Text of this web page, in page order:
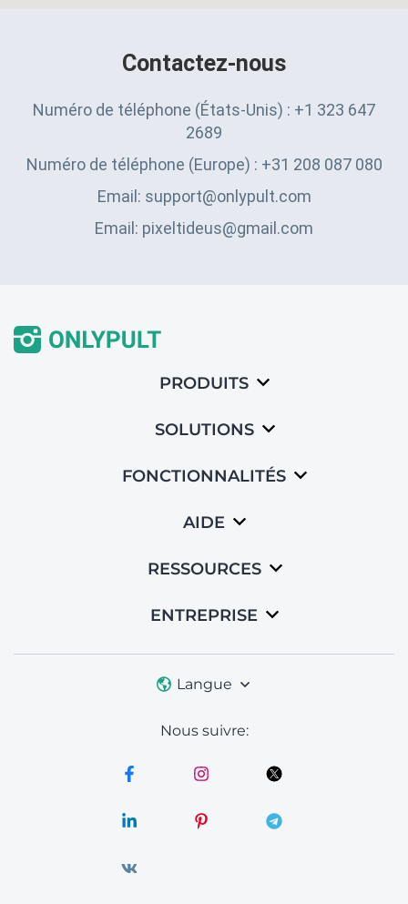
Contactez-nous
Numéro de téléphone (États-Unis) : +1 323 647
2689
Numéro de téléphone (Europe) : +31 208 087 080
Email: support@onlypult.com
Email: pixeltideus@gmail.com
PRODUITS
SOLUTIONS
FONCTIONNALITÉS
AIDE
RESSOURCES
ENTREPRISE
Langue
Nous suivre: